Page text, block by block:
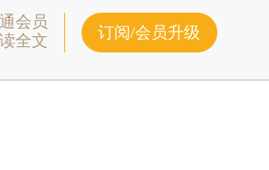
会员
全文
订阅/会员升级